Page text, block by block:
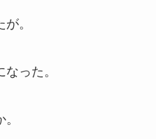
。
った。